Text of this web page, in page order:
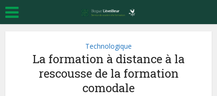
Technologique
La formation à distance à la
rescousse de la formation
comodale